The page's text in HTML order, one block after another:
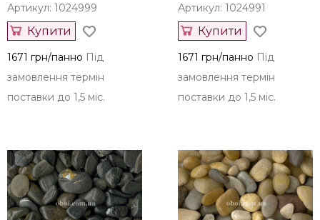
Артикул: 1024999
Купити
Артикул: 1024991
Купити